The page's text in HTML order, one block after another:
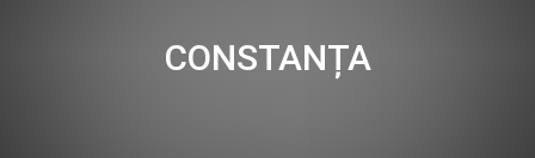
CONSTANȚA